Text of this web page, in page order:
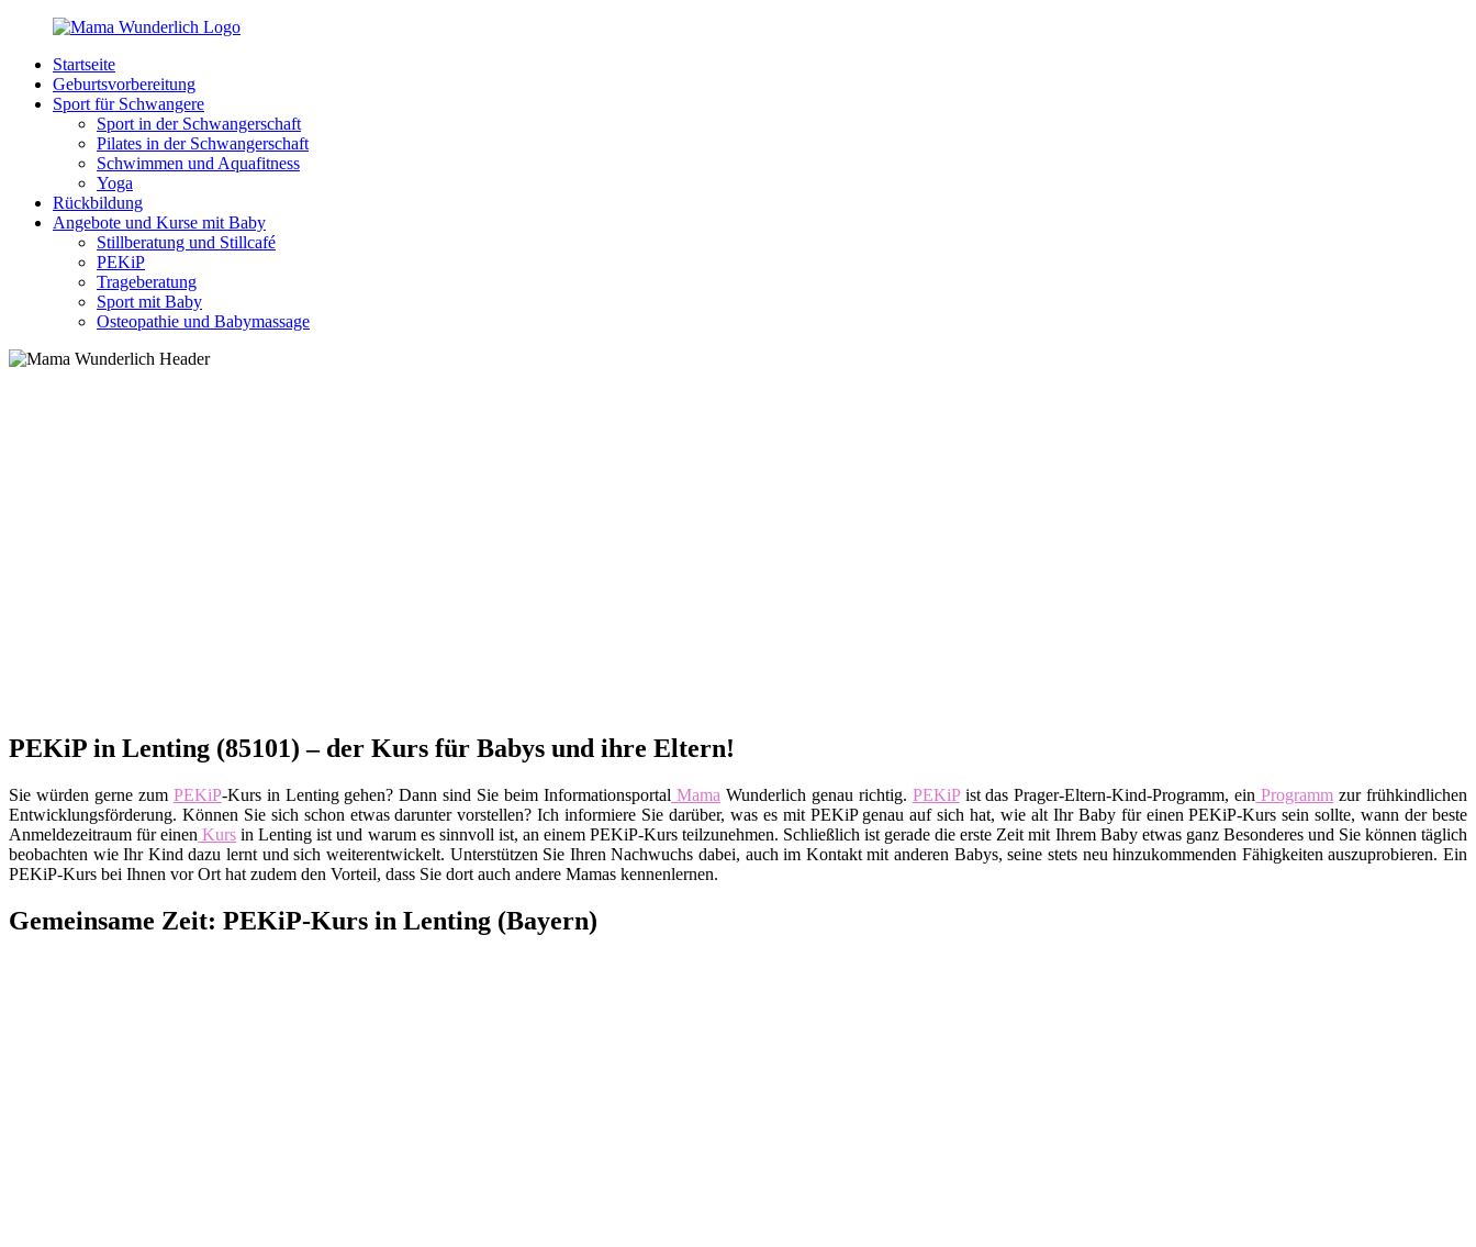
Zurück
Inhalt
MamaWunderlich.de
Mutti
sein
wunderbar!
Startseite
Geburtsvorbereitung
Sport für Schwangere
Sport in der Schwangerschaft
Pilates in der Schwangerschaft
Schwimmen und Aquafitness
Yoga
Rückbildung
Angebote und Kurse mit Baby
Stillberatung und Stillcafé
PEKiP
Trageberatung
Sport mit Baby
Osteopathie und Babymassage
PEKiP in Lenting (85101) – der Kurs für Babys und ihre Eltern!
Sie würden gerne zum PEKiP-Kurs in Lenting gehen? Dann sind Sie beim Informationsportal Mama Wunderlich genau richtig. PEKiPist das Prager-Eltern-Kind-Programm, ein Programm zur frühkindlichen
Entwicklungsförderung. Können Sie sich schon etwas darunter vorstellen? Ich informiere Sie darüber, was es mit PEKiP genau auf sich hat, wie alt Ihr Baby für einen PEKiP-Kurs sein sollte, wann der beste
Anmeldezeitraum für einen Kurs in Lenting ist und warum es sinnvoll ist, an einem PEKiP-Kurs teilzunehmen. Schließlich ist gerade die erste Zeit mit Ihrem Baby etwas ganz Besonderes und Sie können täglich
beobachten wie Ihr Kind dazu lernt und sich weiterentwickelt. Unterstützen Sie Ihren Nachwuchs dabei, auch im Kontakt mit anderen Babys, seine stets neu hinzukommenden Fähigkeiten auszuprobieren. Ein
PEKiP-Kurs bei Ihnen vor Ort hat zudem den Vorteil, dass Sie dort auch andere Mamas kennenlernen.
Gemeinsame Zeit: PEKiP-Kurs in Lenting (Bayern)